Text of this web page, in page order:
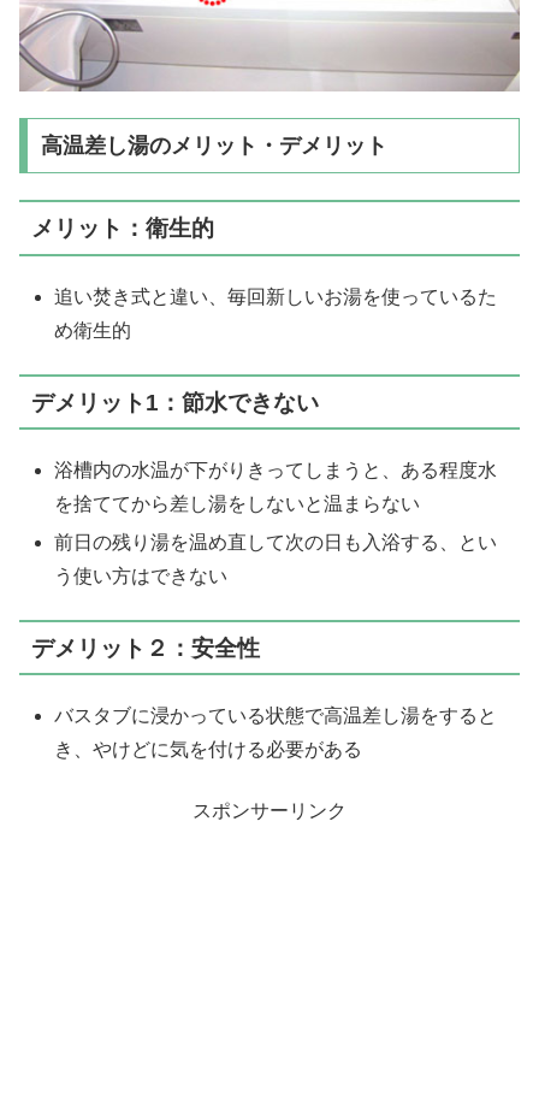
高温差し湯のメリット・デメリット
メリット：衛生的
追い焚き式と違い、毎回新しいお湯を使っているた
め衛生的
デメリット1：節水できない
浴槽内の水温が下がりきってしまうと、ある程度水
を捨ててから差し湯をしないと温まらない
前日の残り湯を温め直して次の日も入浴する、とい
う使い方はできない
デメリット２：安全性
バスタブに浸かっている状態で高温差し湯をすると
き、やけどに気を付ける必要がある
スポンサーリンク